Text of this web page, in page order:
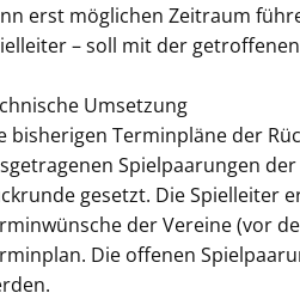
erst möglichen Zeitraum
– soll mit der
Umsetzung
bisherigen Terminpläne der
Spielpaarungen
gesetzt. Die Spielleiter
der Vereine (vor
Die offenen